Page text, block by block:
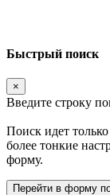
Быстрый поиск
×
Введите строку
Поиск идет
более тонкие
форму.
Перейти в форму